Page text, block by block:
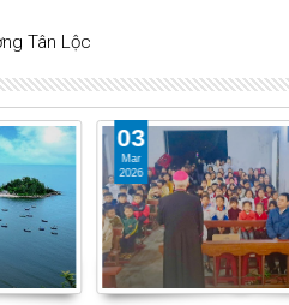
Tân Lộc
03
Mar
2026